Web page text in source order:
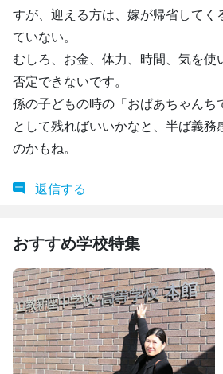
すが、迎える方は、嫁が帰省してく
ていない。
むしろ、お金、体力、時間、気を使
否定できないです。
孫の子どもの時の「おばあちゃんち
として残ればいいかなと、半ば義務
のかもね。
返信する
おすすめ学校特集